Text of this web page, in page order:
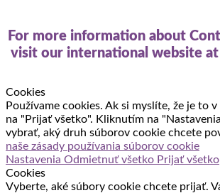
For more information about
visit our international website at
Cookies
Používame cookies. Ak si myslíte, že je to
na "Prijať všetko". Kliknutím na
vybrať, aký druh súborov cookie chcete
naše zásady používania súborov cookie
Nastavenia Odmietnuť všetko Prijať všetko
Cookies
Vyberte, aké súbory cookie chcete prijať.